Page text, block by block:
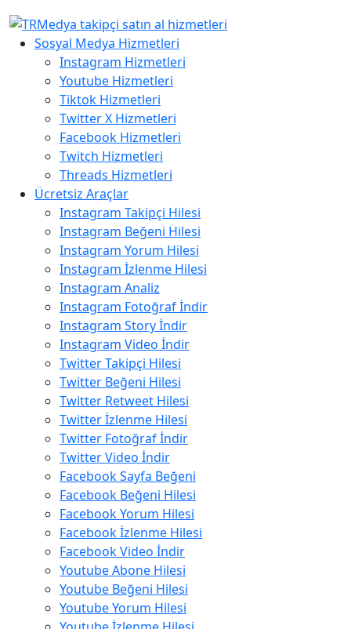
Sosyal Medya Hizmetleri
Instagram Hizmetleri
Youtube Hizmetleri
Tiktok Hizmetleri
Twitter X Hizmetleri
Facebook Hizmetleri
Twitch Hizmetleri
Threads Hizmetleri
Ücretsiz Araçlar
Instagram Takipçi Hilesi
Instagram Beğeni Hilesi
Instagram Yorum Hilesi
Instagram İzlenme Hilesi
Instagram Analiz
Instagram Fotoğraf İndir
Instagram Story İndir
Instagram Video İndir
Twitter Takipçi Hilesi
Twitter Beğeni Hilesi
Twitter Retweet Hilesi
Twitter İzlenme Hilesi
Twitter Fotoğraf İndir
Twitter Video İndir
Facebook Sayfa Beğeni
Facebook Beğeni Hilesi
Facebook Yorum Hilesi
Facebook İzlenme Hilesi
Facebook Video İndir
Youtube Abone Hilesi
Youtube Beğeni Hilesi
Youtube Yorum Hilesi